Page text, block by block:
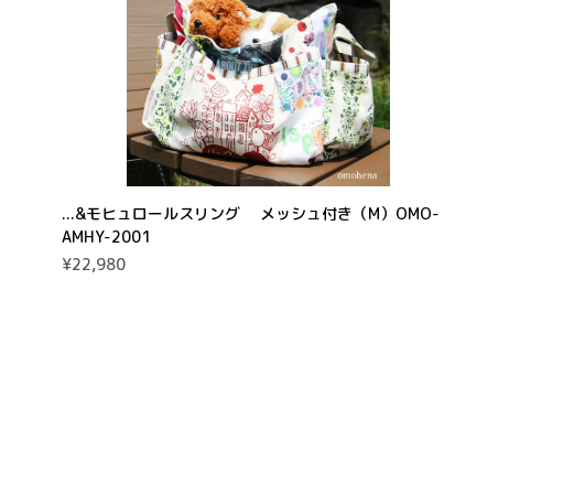
...&モヒュロールスリング メッシュ付き（M）OMO-
AMHY-2001
¥22,980